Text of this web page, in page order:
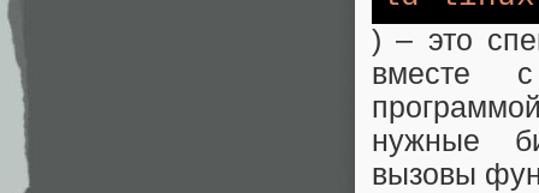
) – это
вместе с
нужные
вызовы